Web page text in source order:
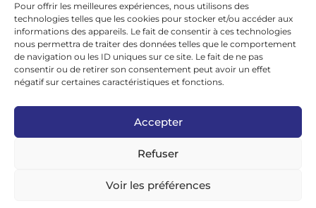
Pour offrir les meilleures expériences, nous utilisons des
technologies telles que les cookies pour stocker et/ou accéder aux
informations des appareils. Le fait de consentir à ces technologies
nous permettra de traiter des données telles que le comportement
de navigation ou les ID uniques sur ce site. Le fait de ne pas
consentir ou de retirer son consentement peut avoir un effet
négatif sur certaines caractéristiques et fonctions.
Accepter
Refuser
Voir les préférences
Réseaux sociaux
google news
facebook
twitter